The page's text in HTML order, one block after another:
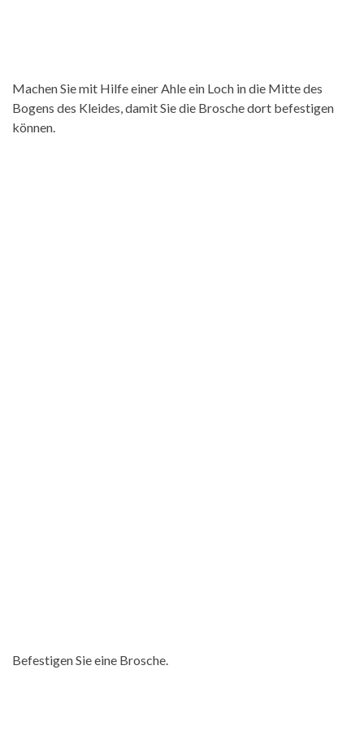
Machen Sie mit Hilfe einer Ahle ein Loch in die Mitte des
Bogens des Kleides, damit Sie die Brosche dort befestigen
können.
Befestigen Sie eine Brosche.